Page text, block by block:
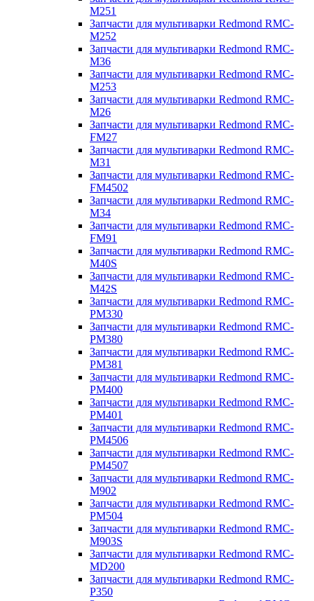
M251
Запчасти для мультиварки Redmond RMC-
M252
Запчасти для мультиварки Redmond RMC-
M36
Запчасти для мультиварки Redmond RMC-
M253
Запчасти для мультиварки Redmond RMC-
M26
Запчасти для мультиварки Redmond RMC-
FM27
Запчасти для мультиварки Redmond RMC-
M31
Запчасти для мультиварки Redmond RMC-
FM4502
Запчасти для мультиварки Redmond RMC-
M34
Запчасти для мультиварки Redmond RMC-
FM91
Запчасти для мультиварки Redmond RMC-
M40S
Запчасти для мультиварки Redmond RMC-
M42S
Запчасти для мультиварки Redmond RMC-
PM330
Запчасти для мультиварки Redmond RMC-
PM380
Запчасти для мультиварки Redmond RMC-
PM381
Запчасти для мультиварки Redmond RMC-
PM400
Запчасти для мультиварки Redmond RMC-
PM401
Запчасти для мультиварки Redmond RMC-
PM4506
Запчасти для мультиварки Redmond RMC-
PM4507
Запчасти для мультиварки Redmond RMC-
M902
Запчасти для мультиварки Redmond RMC-
PM504
Запчасти для мультиварки Redmond RMC-
M903S
Запчасти для мультиварки Redmond RMC-
MD200
Запчасти для мультиварки Redmond RMC-
P350